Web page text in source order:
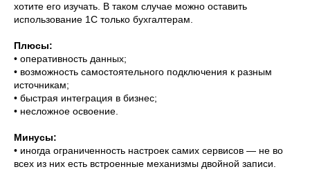
хотите его изучать. В таком случае можно оставить
использование 1С только бухгалтерам.
Плюсы:
• оперативность данных;
• возможность самостоятельного подключения к разным
источникам;
• быстрая интеграция в бизнес;
• несложное освоение.
Минусы:
• иногда ограниченность настроек самих сервисов — не во
всех из них есть встроенные механизмы двойной записи.